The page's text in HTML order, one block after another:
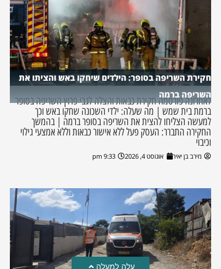
חקירת השריפה בסופר: הילדים שיחקו באש והציתו את
השריפה ברמה
לאחרונה פורסמה חקירת כבאות והצלה לגבי פרוץ השריפה בסופר
ברמת בית שמש | מה שעלה: ילדי השכונה שחקו באש וכך
למעשה הצליחו להצית את השריפה בסופר ברמה | בהמשך
החקירה התברר: העסק פעל ללא אישור כבאות וללא אמצעי גילוי
וכיבוי
מירב בן יאיר אוגוסט 4, 2026 9:33 pm
עלה למעלה